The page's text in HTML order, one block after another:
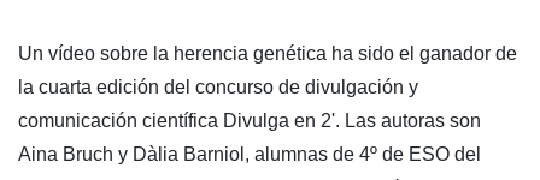
Un vídeo sobre la herencia genética ha sido el ganador de
la cuarta edición del concurso de divulgación y
comunicación científica Divulga en 2'. Las autoras son
Aina Bruch y Dàlia Barniol, alumnas de 4º de ESO del